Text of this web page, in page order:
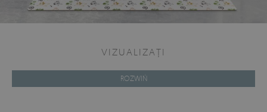
VIZUALIZAȚI
ROZWIŃ